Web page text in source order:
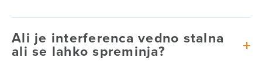
Ali je interferenca vedno stalna
ali se lahko spreminja?